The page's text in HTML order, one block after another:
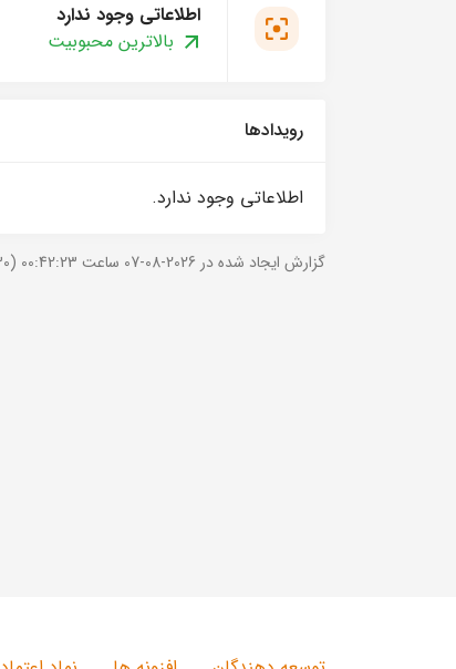
اطلاعاتی وجود ندارد
بالاترین محبوبیت
رویدادها
اطلاعاتی وجود ندارد.
گزارش ایجاد شده در 2026-08-07 ساعت 00:42:23 (UTC +03:30).